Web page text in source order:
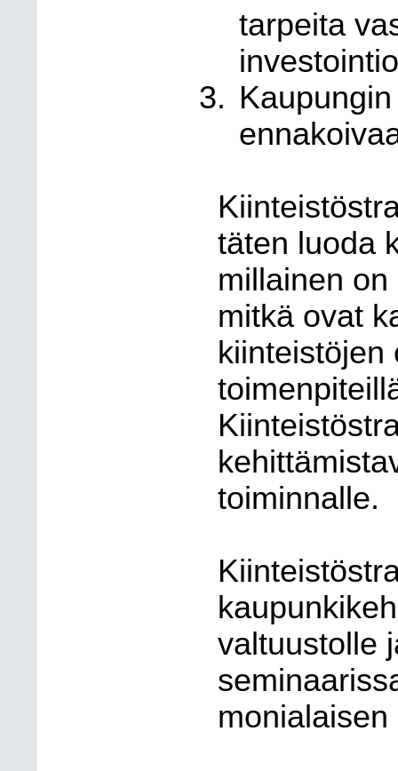
tarpeita
täten luoda
millainen
mitkä ovat
kiinteistöjen
toiminnalle.
valtuustolle